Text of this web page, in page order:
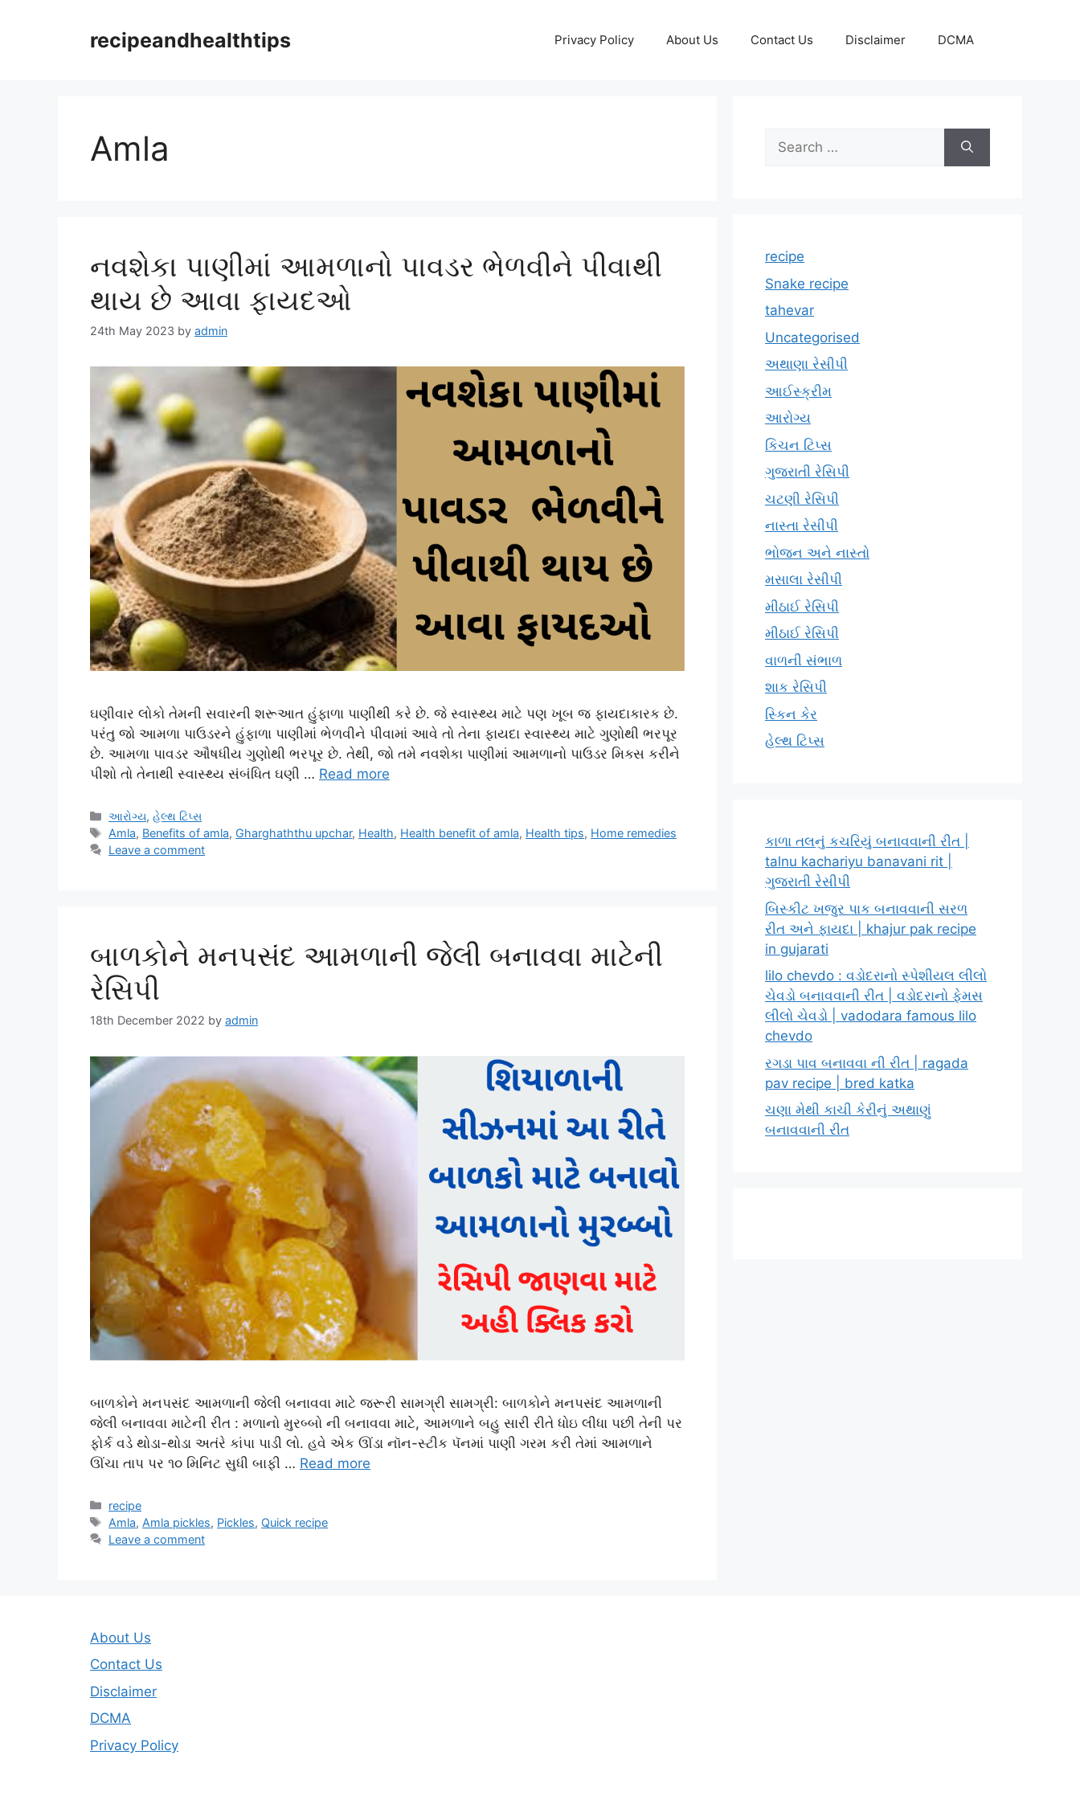
recipeandhealthtips Privacy Policy About Us Contact Us Disclaimer DCMA
Amla
નવશેકા પાણીમાં આમળાનો પાવડર ભેળવીને પીવાથી
થાય છે આવા ફાયદઓ
24th May 2023 by admin
ઘણીવાર લોકો તેમની સવારની શરૂઆત હુંફાળા પાણીથી કરે છે. જે સ્વાસ્થ્ય માટે પણ ખૂબ જ ફાયદાકારક છે.
પરંતુ જો આમળા પાઉડરને હુંફાળા પાણીમાં ભેળવીને પીવામાં આવે તો તેના ફાયદા સ્વાસ્થ્ય માટે ગુણોથી ભરપૂર
છે. આમળા પાવડર ઔષધીય ગુણોથી ભરપૂર છે. તેથી, જો તમે નવશેકા પાણીમાં આમળાનો પાઉડર મિક્સ કરીને
પીશો તો તેનાથી સ્વાસ્થ્ય સંબંધિત ઘણી … Read more
Categories
આરોગ્ય,હેલ્થ ટિપ્સ
Tags
Amla, Benefits of amla, Gharghaththu upchar, Health, Health benefit of amla, Health tips, Home remedies
Leave a comment
બાળકોને મનપસંદ આમળાની જેલી બનાવવા માટેની
રેસિપી
18th December 2022 by admin
બાળકોને મનપસંદ આમળાની જેલી બનાવવા માટે જરૂરી સામગ્રી સામગ્રી: બાળકોને મનપસંદ આમળાની
જેલી બનાવવા માટેની રીત : મળાનો મુરબ્બો ની બનાવવા માટે, આમળાને બહુ સારી રીતે ધોઇ લીધા પછી તેની પર
ફોર્ક વડે થોડા-થોડા અતંરે કાંપા પાડી લો. હવે એક ઊંડા નૉન-સ્ટીક પૅનમાં પાણી ગરમ કરી તેમાં આમળાને
ઊંચા તાપ પર ૧૦ મિનિટ સુધી બાફી … Read more
Categories
recipe
Tags
Amla, Amla pickles, Pickles, Quick recipe
Leave a comment
Search
for:
recipe
Snake recipe
tahevar
Uncategorised
અથાણા રેસીપી
આઈસ્ક્રીમ
આરોગ્ય
કિચન ટિપ્સ
ગુજરાતી રેસિપી
ચટણી રેસિપી
નાસ્તા રેસીપી
ભોજન અને નાસ્તો
મસાલા રેસીપી
મીઠાઈ રેસિપી
મીઠાઈ રેસિપી
વાળની સંભાળ
શાક રેસિપી
સ્કિન કેર
હેલ્થ ટિપ્સ
કાળા તલનું કચરિયું બનાવવાની રીત |
talnu kachariyu banavani rit |
ગુજરાતી રેસીપી
બિસ્કીટ ખજુર પાક બનાવવાની સરળ
રીત અને ફાયદા | khajur pak recipe
in gujarati
lilo chevdo : વડોદરાનો સ્પેશીયલ લીલો
ચેવડો બનાવવાની રીત | વડોદરાનો ફેમસ
લીલો ચેવડો | vadodara famous lilo
chevdo
રગડા પાવ બનાવવા ની રીત | ragada
pav recipe | bred katka
ચણા મેથી કાચી કેરીનું અથાણું
બનાવવાની રીત
About Us
Contact Us
Disclaimer
DCMA
Privacy Policy